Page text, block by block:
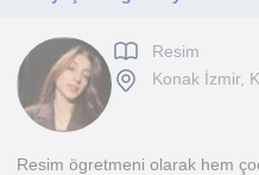
Resim
Konak İzmir,
Resim ögretmeni olarak hem